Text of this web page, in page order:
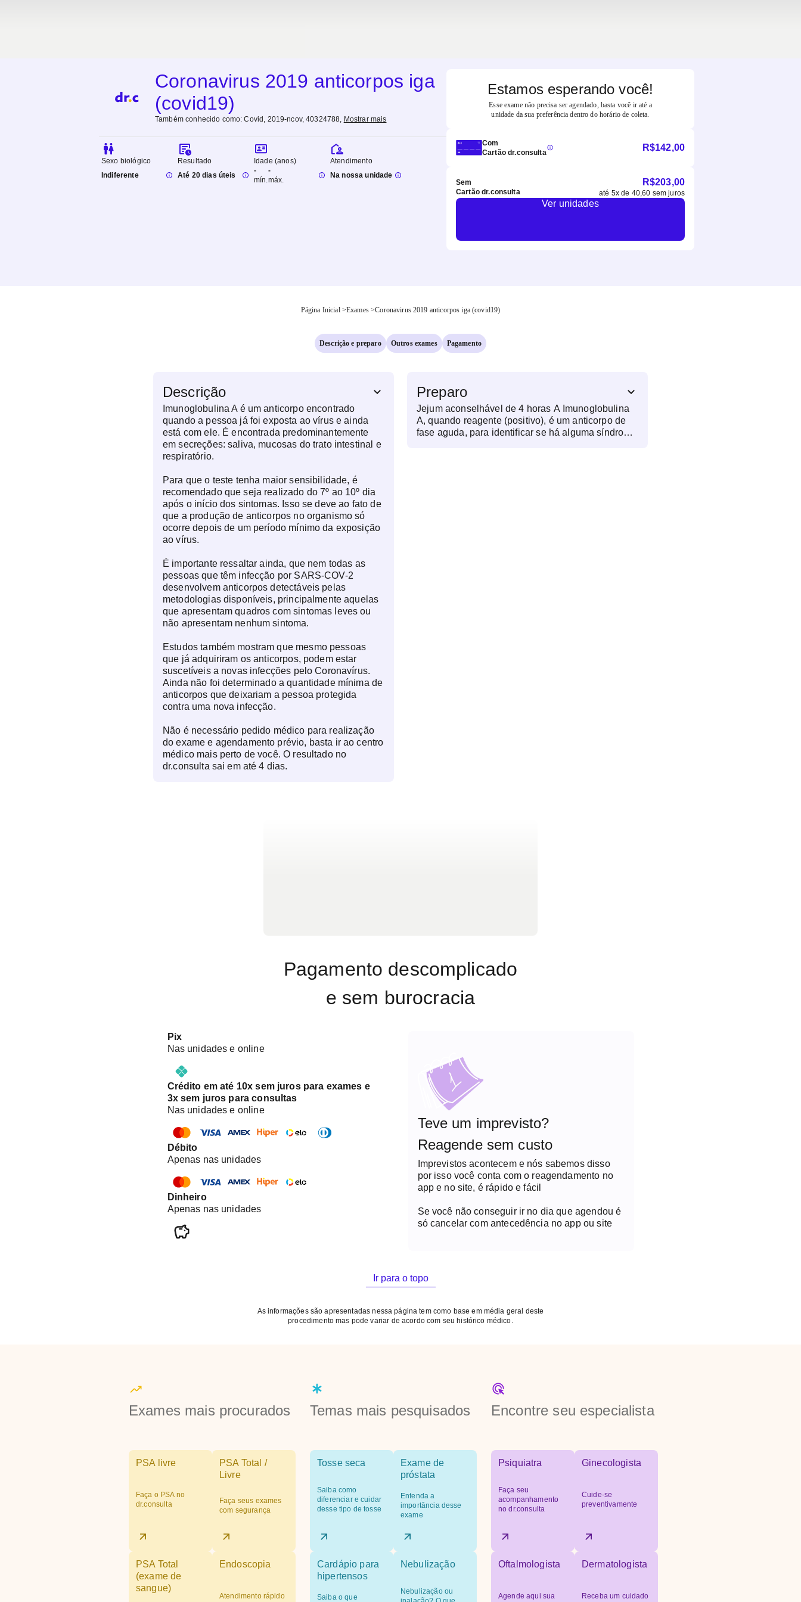
Coronavirus 2019 anticorpos iga
(covid19)
Também conhecido como:Covid, 2019-ncov, 40324788, Mostrar mais
Sexo biológico
Indiferente
Resultado
Até 20 dias úteis
Idade (anos)
-
mín.
-
máx.
Atendimento
Na nossa unidade
Estamos esperando você!
Esse exame não precisa ser agendado, basta você ir até a
unidade da sua preferência dentro do horário de coleta.
Com
Cartão dr.consulta
R$142,00
Sem
Cartão dr.consulta
R$203,00
até 5x de 40,60 sem juros
Ver unidades
Página Inicial >Exames >Coronavirus 2019 anticorpos iga (covid19)
Descrição e preparo Outros exames Pagamento
Descrição
Imunoglobulina A é um anticorpo encontrado
quando a pessoa já foi exposta ao vírus e ainda
está com ele. É encontrada predominantemente
em secreções: saliva, mucosas do trato intestinal e
respiratório.
Para que o teste tenha maior sensibilidade, é
recomendado que seja realizado do 7º ao 10º dia
após o início dos sintomas. Isso se deve ao fato de
que a produção de anticorpos no organismo só
ocorre depois de um período mínimo da exposição
ao vírus.
É importante ressaltar ainda, que nem todas as
pessoas que têm infecção por SARS-COV-2
desenvolvem anticorpos detectáveis pelas
metodologias disponíveis, principalmente aquelas
que apresentam quadros com sintomas leves ou
não apresentam nenhum sintoma.
Estudos também mostram que mesmo pessoas
que já adquiriram os anticorpos, podem estar
suscetíveis a novas infecções pelo Coronavírus.
Ainda não foi determinado a quantidade mínima de
anticorpos que deixariam a pessoa protegida
contra uma nova infecção.
Não é necessário pedido médico para realização
do exame e agendamento prévio, basta ir ao centro
médico mais perto de você. O resultado no
dr.consulta sai em até 4 dias.
Preparo
Jejum aconselhável de 4 horas A Imunoglobulina
A, quando reagente (positivo), é um anticorpo de
fase aguda, para identificar se há alguma síndrome
Pagamento descomplicado
e sem burocracia
Pix
Nas unidades e online
Crédito em até 10x sem juros para exames e
3x sem juros para consultas
Nas unidades e online
Débito
Apenas nas unidades
Dinheiro
Apenas nas unidades
Teve um imprevisto?
Reagende sem custo
Imprevistos acontecem e nós sabemos disso
por isso você conta com o reagendamento no
app e no site, é rápido e fácil
Se você não conseguir ir no dia que agendou é
só cancelar com antecedência no app ou site
Ir para o topo
As informações são apresentadas nessa página tem como base em média geral deste
procedimento mas pode variar de acordo com seu histórico médico.
Exames mais procurados
PSA livre
Faça o PSA no
dr.consulta
PSA Total /
Livre
Faça seus exames
com segurança
PSA Total
(exame de
sangue)
Endoscopia
Atendimento rápido
Temas mais pesquisados
Tosse seca
Saiba como
diferenciar e cuidar
desse tipo de tosse
Exame de
próstata
Entenda a
importância desse
exame
Cardápio para
hipertensos
Saiba o que
Nebulização
Nebulização ou
Encontre seu especialista
Psiquiatra
Faça seu
acompanhamento
no dr.consulta
Ginecologista
Cuide-se
preventivamente
Oftalmologista
Agende aqui sua
Dermatologista
Receba um cuidado